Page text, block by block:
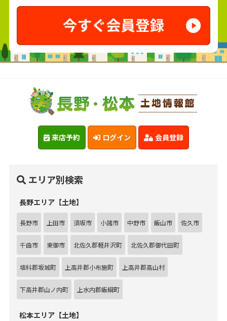
来店予約 ログイン 会員登録
エリア別検索
長野エリア【土地】
長野市 上田市 須坂市 小諸市 中野市 飯山市 佐久市
千曲市 東御市 北佐久郡軽井沢町 北佐久郡御代田町
埴科郡坂城町 上高井郡小布施町 上高井郡高山村
下高井郡山ノ内町 上水内郡飯綱町
松本エリア【土地】